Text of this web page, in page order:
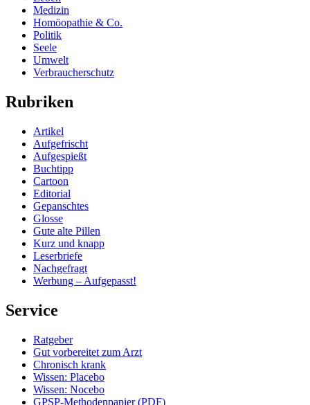
Medizin
Homöopathie & Co.
Politik
Seele
Umwelt
Verbraucherschutz
Rubriken
Artikel
Aufgefrischt
Aufgespießt
Buchtipp
Cartoon
Editorial
Gepanschtes
Glosse
Gute alte Pillen
Kurz und knapp
Leserbriefe
Nachgefragt
Werbung – Aufgepasst!
Service
Ratgeber
Gut vorbereitet zum Arzt
Chronisch krank
Wissen: Placebo
Wissen: Nocebo
GPSP-Methodenpapier (PDF)